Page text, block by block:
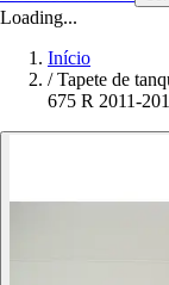
Loading...
Início
/ Tapete de
675 R 2011-